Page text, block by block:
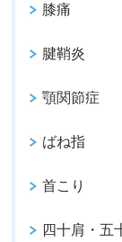
膝痛
腱鞘炎
顎関節症
ばね指
首こり
四十肩・五